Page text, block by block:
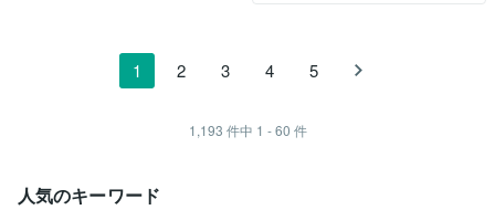
1 2 3 4 5
1,193 件中 1 - 60 件
人気のキーワード